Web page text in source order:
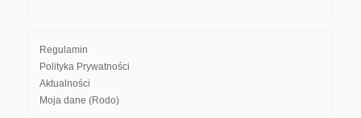
Regulamin
Polityka Prywatności
Aktualności
Moja dane (Rodo)